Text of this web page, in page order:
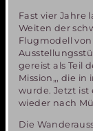
Fast vier Jahre
Weiten der
Flugmodell
gereist als Teil
Mission„, die
wurde. Jetzt ist
wieder nach
Die